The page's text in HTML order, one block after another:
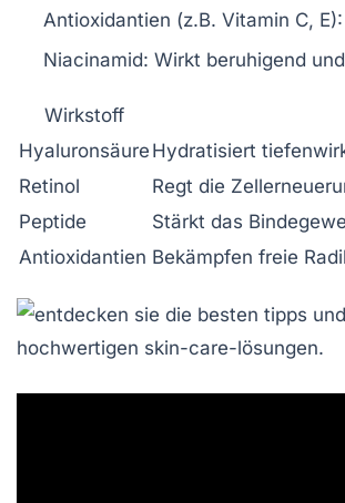
Antioxidantien (z.B. Vitamin C, E):
Niacinamid: Wirkt beruhigend
Wirkstoff
Hyaluronsäure Hydratisiert
Retinol
Regt die
Peptide
Stärkt das
Antioxidantien Bekämpfen freie